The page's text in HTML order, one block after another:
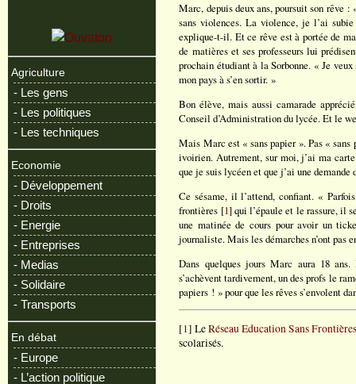
Agriculture
- Les gens
- Les politiques
- Les techniques
Economie
- Développement
- Droits
- Energie
- Entreprises
- Medias
- Solidaire
- Transports
En débat
- Europe
- L’action politique
Marc, depuis deux ans, poursuit son rêve
sans violences. La violence, je l’ai
explique-t-il. Et ce rêve est à portée de
de matières et ses professeurs lui
prochain étudiant à la Sorbonne. « Je
mon pays à s’en sortir. »
Bon élève, mais aussi camarade
Conseil d’Administration du lycée. Et le
Mais Marc est « sans papier ». Pas «
ivoirien. Autrement, sur moi, j’ai ma
que je suis lycéen et que j’ai une
Ce sésame, il l’attend, confiant. «
frontières [1] qui l’épaule et le rassure, il
une matinée de cours pour avoir un
journaliste. Mais les démarches n’ont pas
Dans quelques jours Marc aura 18
s’achèvent tardivement, un des profs le
papiers ! » pour que les rêves s’envolent
[1] LeRéseau Education Sans
scolarisés.